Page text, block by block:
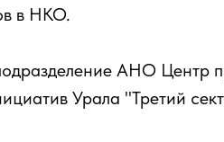
в НКО.
АНО Центр
Урала "Третий